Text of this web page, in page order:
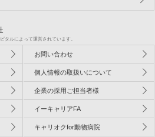
タルによって運営されています。
お問い合わせ
個人情報の取扱いについて
企業の採用ご担当者様
イーキャリアFA
キャリオクfor動物病院